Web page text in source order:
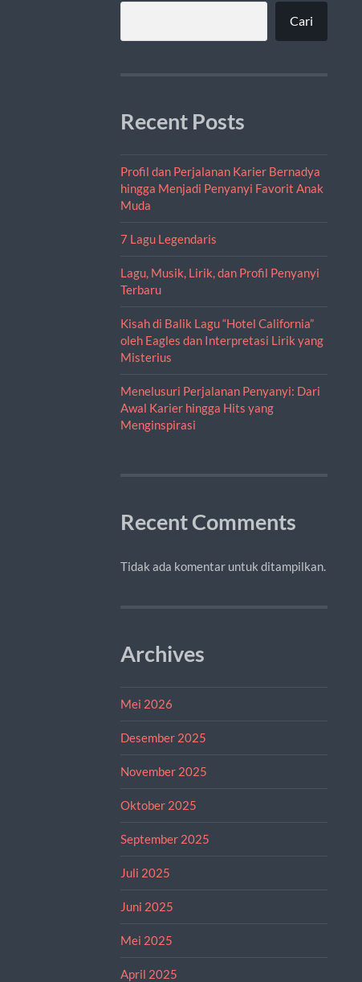
Cari
Recent Posts
Profil dan Perjalanan Karier Bernadya
hingga Menjadi Penyanyi Favorit Anak
Muda
7 Lagu Legendaris
Lagu, Musik, Lirik, dan Profil Penyanyi
Terbaru
Kisah di Balik Lagu “Hotel California”
oleh Eagles dan Interpretasi Lirik yang
Misterius
Menelusuri Perjalanan Penyanyi: Dari
Awal Karier hingga Hits yang
Menginspirasi
Recent Comments
Tidak ada komentar untuk ditampilkan.
Archives
Mei 2026
Desember 2025
November 2025
Oktober 2025
September 2025
Juli 2025
Juni 2025
Mei 2025
April 2025